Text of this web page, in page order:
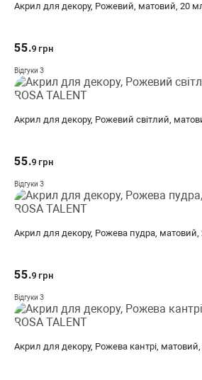
Акрил для декору, Рожевий, матовий, 20
55.9 грн
Відгуки 3
Акрил для декору, Рожевий світлий,
55.9 грн
Відгуки 3
Акрил для декору, Рожева пудра, матовий,
55.9 грн
Відгуки 3
Акрил для декору, Рожева кантрі, матовий,